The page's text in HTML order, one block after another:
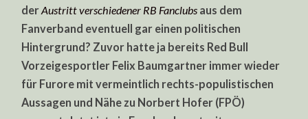
derAustritt verschiedener RB Fanclubs aus dem
Fanverband eventuell gar einen politischen
Hintergrund? Zuvor hatte ja bereits Red Bull
Vorzeigesportler Felix Baumgartner immer wieder
für Furore mit vermeintlich rechts-populistischen
Aussagen und Nähe zu Norbert Hofer (FPÖ)